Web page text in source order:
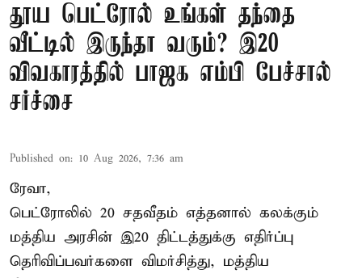
தூய பெட்ரோல் உங்கள் தந்தை
வீட்டில் இருந்தா வரும்? இ20
விவகாரத்தில் பாஜக எம்பி பேச்சால்
சர்ச்சை
Published on: 10 Aug 2026, 7:36 am
ரேவா,
பெட்ரோலில் 20 சதவீதம் எத்தனால் கலக்கும்
மத்திய அரசின் இ20 திட்டத்துக்கு எதிர்ப்பு
தெரிவிப்பவர்களை விமர்சித்து, மத்திய